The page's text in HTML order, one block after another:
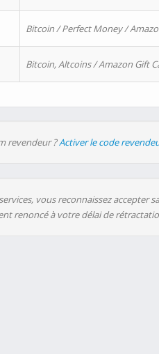
Bitcoin / Perfect Money /
Bitcoin, Altcoins / Amazon Gift
revendeur ?Activer le code
vous reconnaissez
renoncé à votre délai de